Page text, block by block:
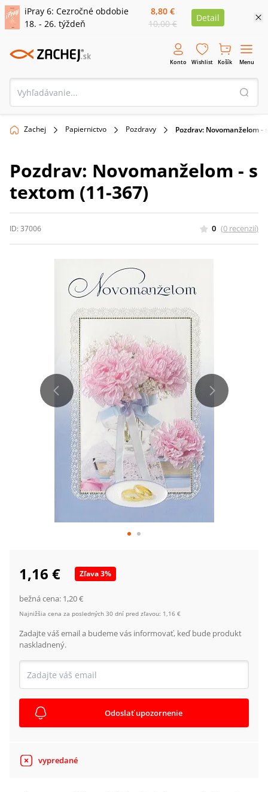
iPray 6: Cezročné obdobie
18. - 26. týždeň
8,80 €
10,00 €
Detail
Konto Wishlist Košík Menu
Zachej Papiernictvo Pozdravy Pozdrav: Novomanželom -
Pozdrav: Novomanželom - s
textom (11-367)
ID: 37006 0 (0 recenzií)
1,16 € Zľava3%
bežná cena: 1,20 €
Najnižšia cena za posledných 30 dní pred zľavou: 1,16 €
Zadajte váš email a budeme vás informovať, keď bude produkt
naskladnený.
Odoslať upozornenie
vypredané